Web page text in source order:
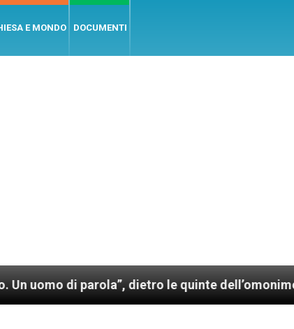
E MONDO DOCUMENTI
di parola”, dietro le quinte dell’omonimo film di